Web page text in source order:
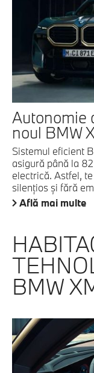
Autonomie
noul BMW
Sistemul eficient
asigură până la
electrică. Astfel,
silenţios şi fără
Află mai multe
BMW